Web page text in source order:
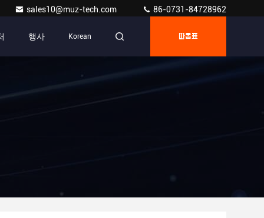
sales10@muz-tech.com 86-0731-84728962
행사 Korean 따옴표